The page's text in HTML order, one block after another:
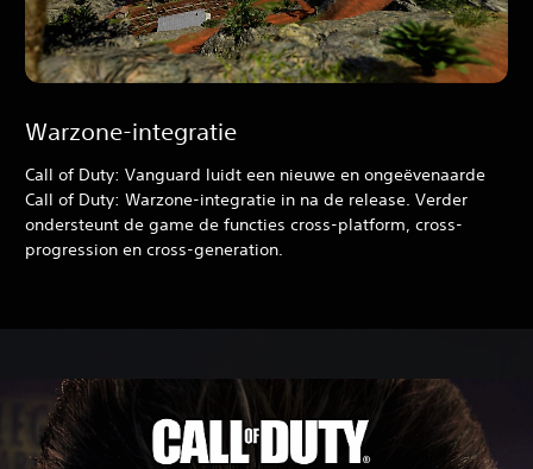
Warzone-integratie
Call of Duty: Vanguard luidt een nieuwe en ongeëvenaarde
Call of Duty: Warzone-integratie in na de release. Verder
ondersteunt de game de functies cross-platform, cross-
progression en cross-generation.